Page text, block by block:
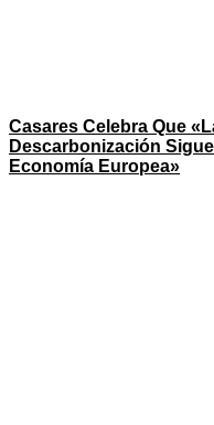
Casares Celebra Que
Descarbonización
Economía Europea»